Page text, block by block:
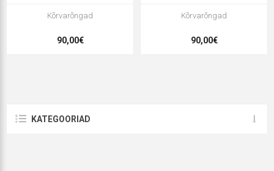
Kõrvarõngad
90,00€
Kõrvarõngad
90,00€
KATEGOORIAD